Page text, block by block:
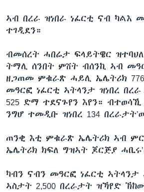
ኣብ በረራ ዝነበራ ነፈርቲ ናብ ካልእ
ተገዲደን።
ብመሰረት ሓበሬታ ፍላይትዌር
ትማሊ ሰንበት ምሸት ብሰንኪ ኣብ
ዘጋጠመ ምቁራጽ ሓይሊ ኤሌትሪክ
መዓርፎ ነፈርቲ ኣትላንታ ዝነበረ
525 ድማ ተደናጉየን እየን።
ንግሆ ተመዲቡ ዝነበረ 134
ጠንቂ እቲ ምቁራጽ ኤሌትሪክ ኣብ
ኤሌትሪክ ክፍለ ግዝኣት ጆርጅያ
ካብን ናብን መዓርፎ ነፈርቲ
ኣስታት 2,500 በረራታት ዝኻየድ